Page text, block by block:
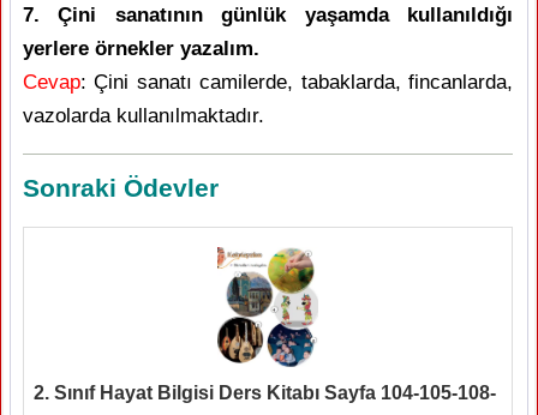
7. Çini sanatının günlük yaşamda kullanıldığı
yerlere örnekler yazalım.
Cevap: Çini sanatı camilerde, tabaklarda, fincanlarda,
vazolarda kullanılmaktadır.
Sonraki Ödevler
2. Sınıf Hayat Bilgisi Ders Kitabı Sayfa 104-105-108-